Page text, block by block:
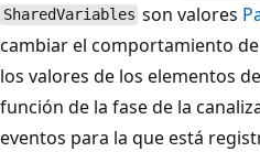
SharedVariables son valores
cambiar el comportamiento
los valores de los elementos
función de la fase de la
eventos para la que está